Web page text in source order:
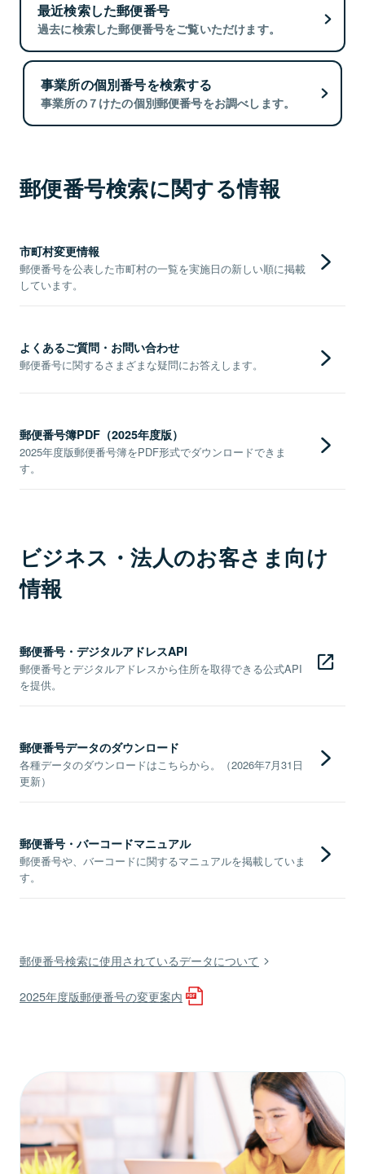
最近検索した郵便番号
過去に検索した郵便番号をご覧いただけます。
事業所の個別番号を検索する
事業所の７けたの個別郵便番号をお調べします。
郵便番号検索に関する情報
市町村変更情報
郵便番号を公表した市町村の一覧を実施日の新しい順に掲載
しています。
よくあるご質問・お問い合わせ
郵便番号に関するさまざまな疑問にお答えします。
郵便番号簿PDF（2025年度版）
2025年度版郵便番号簿をPDF形式でダウンロードできま
す。
ビジネス・法人のお客さま向け
情報
郵便番号・デジタルアドレスAPI
郵便番号とデジタルアドレスから住所を取得できる公式API
を提供。
郵便番号データのダウンロード
各種データのダウンロードはこちらから。（2026年7月31日
更新）
郵便番号・バーコードマニュアル
郵便番号や、バーコードに関するマニュアルを掲載していま
す。
郵便番号検索に使用されているデータについて
2025年度版郵便番号の変更案内